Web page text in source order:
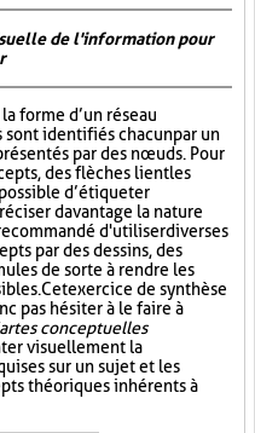
de l'information pour
forme d’un réseau
identifiés chacun par un
par des nœuds. Pour
des flèches lient les
d’étiqueter
davantage la nature
d'utiliser diverses
par des dessins, des
de sorte à rendre les
Cet exercice de synthèse
pas hésiter à le faire à
conceptuelles
visuellement la
sur un sujet et les
théoriques inhérents à